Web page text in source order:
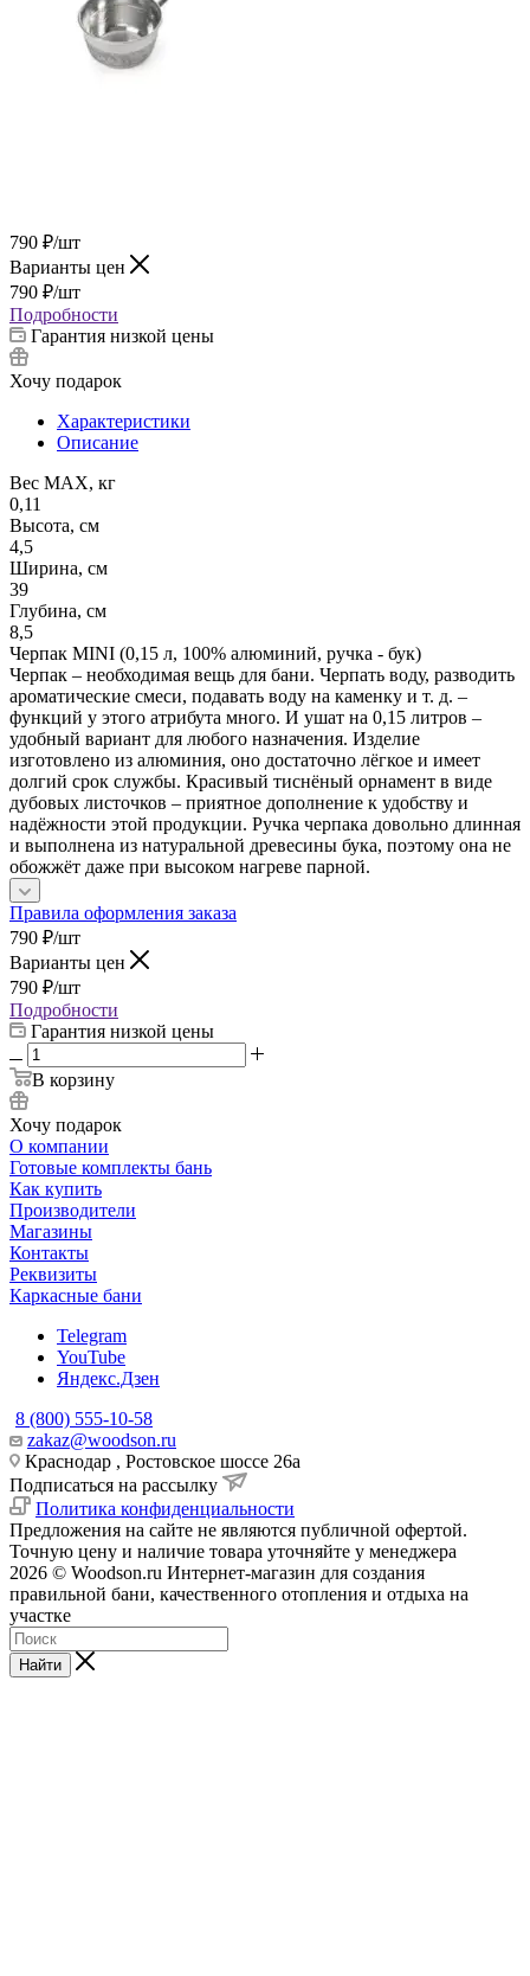
790 ₽/шт
Варианты цен
790 ₽/шт
Подробности
Гарантия низкой цены
Хочу подарок
Характеристики
Описание
Вес МАХ, кг
0,11
Высота, см
4,5
Ширина, см
39
Глубина, см
8,5
Черпак MINI (0,15 л, 100% алюминий, ручка - бук)
Черпак – необходимая вещь для бани. Черпать воду, разводить
ароматические смеси, подавать воду на каменку и т. д. –
функций у этого атрибута много. И ушат на 0,15 литров –
удобный вариант для любого назначения. Изделие
изготовлено из алюминия, оно достаточно лёгкое и имеет
долгий срок службы. Красивый тиснёный орнамент в виде
дубовых листочков – приятное дополнение к удобству и
надёжности этой продукции. Ручка черпака довольно длинная
и выполнена из натуральной древесины бука, поэтому она не
обожжёт даже при высоком нагреве парной.
Правила оформления заказа
790 ₽/шт
Варианты цен
790 ₽/шт
Подробности
Гарантия низкой цены
В корзину
Хочу подарок
О компании
Готовые комплекты бань
Как купить
Производители
Магазины
Контакты
Реквизиты
Каркасные бани
Telegram
YouTube
Яндекс.Дзен
8 (800) 555-10-58
zakaz@woodson.ru
Краснодар , Ростовское шоссе 26а
Подписаться на рассылку
Политика конфиденциальности
Предложения на сайте не являются публичной офертой.
Точную цену и наличие товара уточняйте у менеджера
2026 © Woodson.ru Интернет-магазин для создания
правильной бани, качественного отопления и отдыха на
участке
Найти